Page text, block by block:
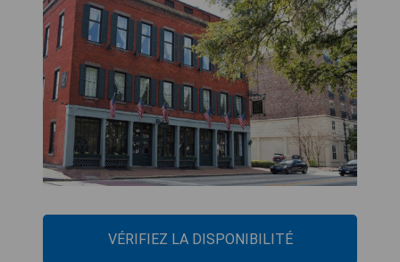
VÉRIFIEZ LA DISPONIBILITÉ